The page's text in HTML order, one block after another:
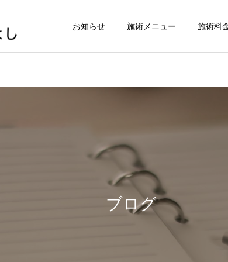
お知らせ 施術メニュー 施術料
ブログ